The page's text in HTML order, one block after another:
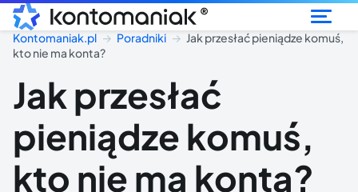
®
Kontomaniak.pl Poradniki
Jak przesłać pieniądze komuś,
kto nie ma konta?
Jak przesłać
pieniądze komuś,
kto nie ma konta?